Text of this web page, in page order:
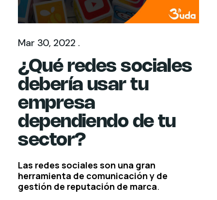
Mar 30, 2022 .
¿Qué redes sociales
debería usar tu
empresa
dependiendo de tu
sector?
Las redes sociales son una gran
herramienta de comunicación y de
gestión de reputación de marca.